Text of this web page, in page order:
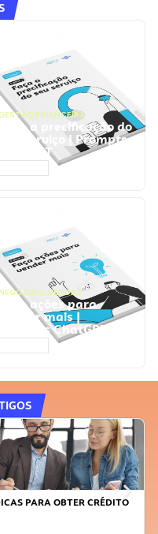
GESTÃO FINANCEIRA
Faça a precificação do
seu serviço | Prompts
ChatGPT
, VENDAS
Faça ações para
vender mais |
Prompts ChatGPT
PARA OBTER CRÉDITO